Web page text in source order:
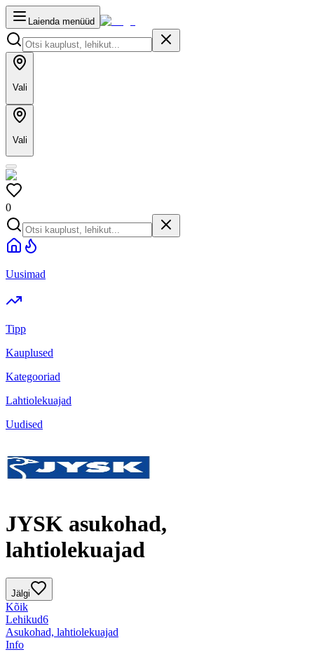
Laienda menüüd
Vali
Vali
0
Uusimad
Tipp
Kauplused
Kategooriad
Lahtiolekuajad
Uudised
JYSK asukohad,
lahtiolekuajad
Jälgi
Kõik
Lehikud6
Asukohad, lahtiolekuajad
Info